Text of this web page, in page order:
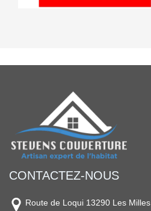
CONTACTEZ-NOUS
Route de Loqui 13290 Les Milles